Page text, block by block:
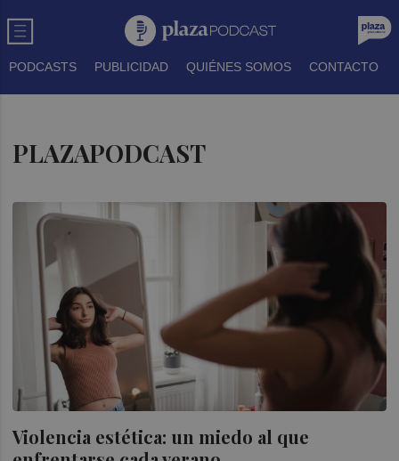
PODCASTS PUBLICIDAD QUIÉNES SOMOS CONTACTO
PLAZAPODCAST
Violencia estética: un miedo al que